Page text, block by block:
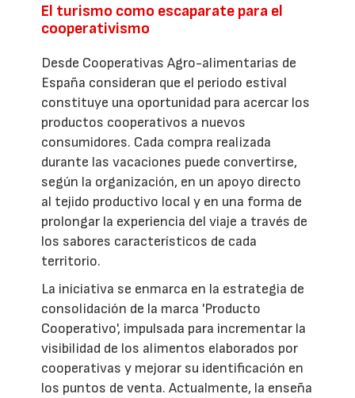
El turismo como escaparate para el
cooperativismo
Desde Cooperativas Agro-alimentarias de
España consideran que el periodo estival
constituye una oportunidad para acercar los
productos cooperativos a nuevos
consumidores. Cada compra realizada
durante las vacaciones puede convertirse,
según la organización, en un apoyo directo
al tejido productivo local y en una forma de
prolongar la experiencia del viaje a través de
los sabores característicos de cada
territorio.
La iniciativa se enmarca en la estrategia de
consolidación de la marca 'Producto
Cooperativo', impulsada para incrementar la
visibilidad de los alimentos elaborados por
cooperativas y mejorar su identificación en
los puntos de venta. Actualmente, la enseña